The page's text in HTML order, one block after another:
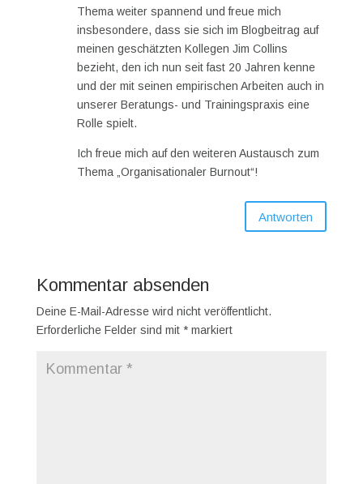
Thema weiter spannend und freue mich
insbesondere, dass sie sich im Blogbeitrag auf
meinen geschätzten Kollegen Jim Collins
bezieht, den ich nun seit fast 20 Jahren kenne
und der mit seinen empirischen Arbeiten auch in
unserer Beratungs- und Trainingspraxis eine
Rolle spielt.
Ich freue mich auf den weiteren Austausch zum
Thema „Organisationaler Burnout“!
Antworten
Kommentar absenden
Deine E-Mail-Adresse wird nicht veröffentlicht.
Erforderliche Felder sind mit *markiert